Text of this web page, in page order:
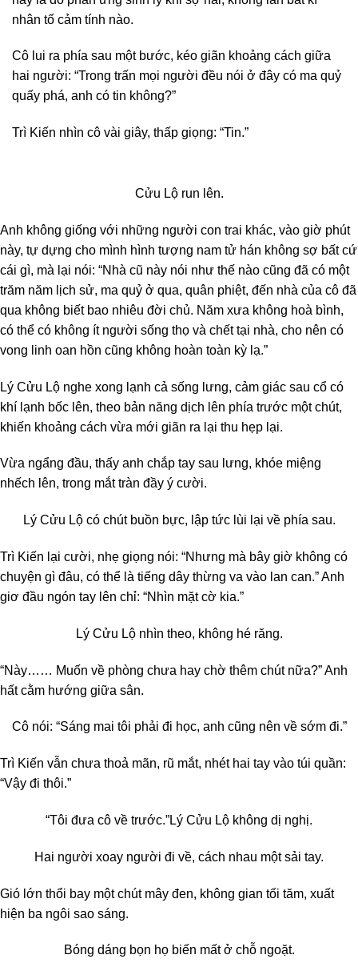
nhân tố cảm tính nào.
Cô lui ra phía sau một bước, kéo giãn khoảng cách giữa
hai người: “Trong trấn mọi người đều nói ở đây có ma quỷ
quấy phá, anh có tin không?”
Trì Kiến nhìn cô vài giây, thấp giọng: “Tin.”
Cửu Lộ run lên.
Anh không giống với những người con trai khác, vào giờ phút
này, tự dựng cho mình hình tượng nam tử hán không sợ bất cứ
cái gì, mà lại nói: “Nhà cũ này nói như thế nào cũng đã có một
trăm năm lịch sử, ma quỷ ở qua, quân phiệt, đến nhà của cô đã
qua không biết bao nhiêu đời chủ. Năm xưa không hoà bình,
có thể có không ít người sống thọ và chết tại nhà, cho nên có
vong linh oan hồn cũng không hoàn toàn kỳ lạ.”
Lý Cửu Lộ nghe xong lạnh cả sống lưng, cảm giác sau cổ có
khí lạnh bốc lên, theo bản năng dịch lên phía trước một chút,
khiến khoảng cách vừa mới giãn ra lại thu hẹp lại.
Vừa ngẩng đầu, thấy anh chắp tay sau lưng, khóe miệng
nhếch lên, trong mắt tràn đầy ý cười.
Lý Cửu Lộ có chút buồn bực, lập tức lùi lại về phía sau.
Trì Kiến lại cười, nhẹ giọng nói: “Nhưng mà bây giờ không có
chuyện gì đâu, có thể là tiếng dây thừng va vào lan can.” Anh
giơ đầu ngón tay lên chỉ: “Nhìn mặt cờ kia.”
Lý Cửu Lộ nhìn theo, không hé răng.
“Này…… Muốn về phòng chưa hay chờ thêm chút nữa?” Anh
hất cằm hướng giữa sân.
Cô nói: “Sáng mai tôi phải đi học, anh cũng nên về sớm đi.”
Trì Kiến vẫn chưa thoả mãn, rũ mắt, nhét hai tay vào túi quần:
“Vậy đi thôi.”
“Tôi đưa cô về trước.”Lý Cửu Lộ không dị nghị.
Hai người xoay người đi về, cách nhau một sải tay.
Gió lớn thổi bay một chút mây đen, không gian tối tăm, xuất
hiện ba ngôi sao sáng.
Bóng dáng bọn họ biến mất ở chỗ ngoặt.